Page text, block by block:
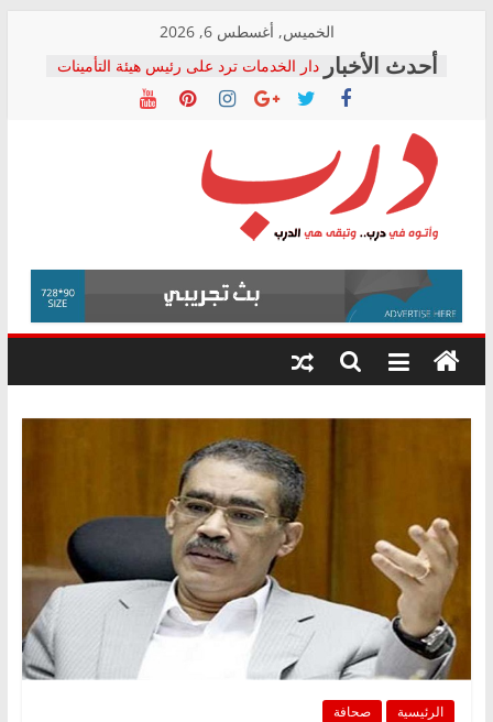
content
الخميس, أغسطس 6, 2026
دار الخدمات ترد على رئيس هيئة التأمينات
بعد مؤتمره الصحفي: إنكار الأزمة لا ينهي
معاناة أصحاب المعاشات.. ونطالب بكشف
فرحات سليمان يكتب: القطاع الصحي إلى
أين؟
حزب التحالف الشعبي يطلق لجنة “الحق
في الصحة” بالإسكندرية لرصد الانتهاكات
ودعم المرضى
الوزاري لمدينة الصحفيين.. وانتهاء أعمال
إنشاء المبنى الإداري
المجلس القومي لحقوق الإنسان يعلن
متابعة قضية الدكتور محمد زهران.. ويؤكد:
قرينة البراءة وضمانات المحاكمة العادلة
درب
وأتوه
درب..
وتبقى
هي
الرئيسية صحافة